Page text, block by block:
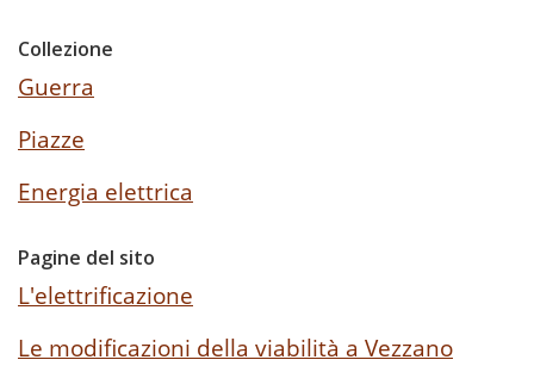
Collezione
Guerra
Piazze
Energia elettrica
Pagine del sito
L'elettrificazione
Le modificazioni della viabilità a Vezzano